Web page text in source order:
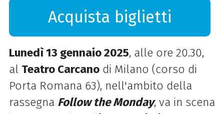
Acquista biglietti
Lunedì 13 gennaio 2025, alle ore 20.30,
al Teatro Carcanodi Milano (corso di
Porta Romana 63), nell'ambito della
rassegna Follow the Monday, va in scena